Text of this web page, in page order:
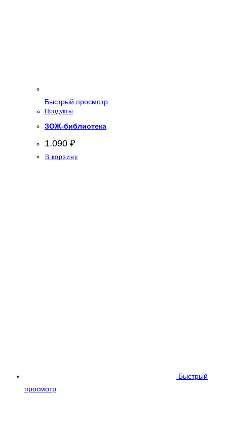
Быстрый просмотр
Продукты
ЗОЖ-библиотека
1.090 ₽
В корзину
Быстрый
просмотр